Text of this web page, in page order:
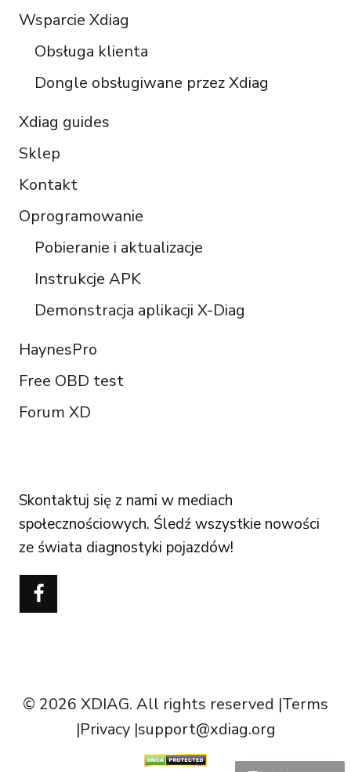
Wsparcie Xdiag
Obsługa klienta
Dongle obsługiwane przez Xdiag
Xdiag guides
Sklep
Kontakt
Oprogramowanie
Pobieranie i aktualizacje
Instrukcje APK
Demonstracja aplikacji X-Diag
HaynesPro
Free OBD test
Forum XD
Skontaktuj się z nami w mediach
społecznościowych. Śledź wszystkie nowości
ze świata diagnostyki pojazdów!
© 2026 XDIAG. All rights reserved |Terms
|Privacy|support@xdiag.orgDeutsch
Français